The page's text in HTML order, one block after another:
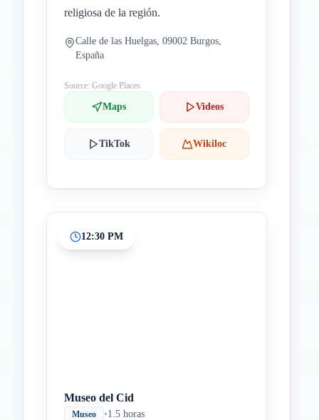
religiosa de la región.
Calle de las Huelgas, 09002 Burgos,
España
Source: Google Places
Maps Videos
TikTok Wikiloc
12:30 PM
Museo del Cid
Museo •1.5 horas